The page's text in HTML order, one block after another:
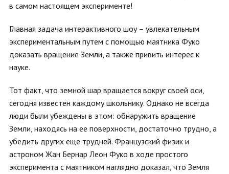
в самом настоящем эксперименте!
Главная задача интерактивного шоу – увлекательным
экспериментальным путем с помощью маятника Фуко
доказать вращение Земли, а также привить интерес к
науке.
Тот факт, что земной шар вращается вокруг своей оси,
сегодня известен каждому школьнику. Однако не всегда
люди были убеждены в этом: обнаружить вращение
Земли, находясь на ее поверхности, достаточно трудно, а
убедить других еще трудней. Французский физик и
астроном Жан Бернар Леон Фуко в ходе простого
эксперимента с маятником наглядно доказал, что Земля